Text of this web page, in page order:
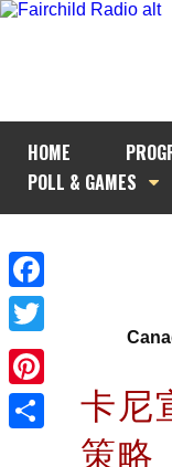
HOME
POLL & GAMES
Facebook
Twitter
Pinterest
卡尼
策略